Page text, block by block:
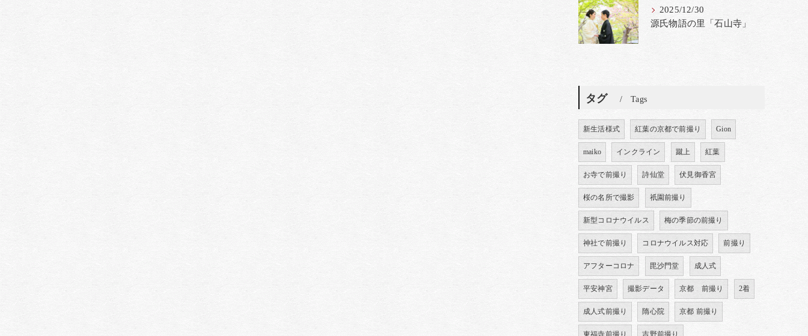
2025/12/30
源氏物語の里「石山寺」
タグ Tags
新生活様式 紅葉の京都で前撮り Gion
maiko インクライン 蹴上 紅葉
お寺で前撮り 詩仙堂 伏見御香宮
桜の名所で撮影 祇園前撮り
新型コロナウイルス 梅の季節の前撮り
神社で前撮り コロナウイルス対応 前撮り
アフターコロナ 毘沙門堂 成人式
平安神宮 撮影データ 京都 前撮り 2着
成人式前撮り 隋心院 京都 前撮り
東福寺前撮り 吉野前撮り